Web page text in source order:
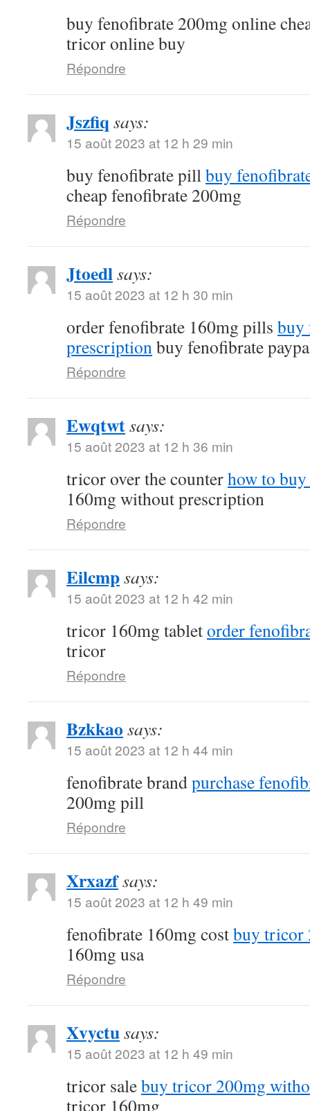
buy fenofibrate 200mg online
tricor online buy
Répondre
Jszfiq says:
15 août 2023 at 12 h 29 min
buy fenofibrate pillbuy
cheap fenofibrate 200mg
Répondre
Jtoedlsays:
15 août 2023 at 12 h 30 min
order fenofibrate 160mg pills buy
prescriptionbuy fenofibrate
Répondre
Ewqtwtsays:
15 août 2023 at 12 h 36 min
tricor over the counterhow to
160mg without prescription
Répondre
Eilcmpsays:
15 août 2023 at 12 h 42 min
tricor 160mg tabletorder
tricor
Répondre
Bzkkao says:
15 août 2023 at 12 h 44 min
fenofibrate brandpurchase
200mg pill
Répondre
Xrxazfsays:
15 août 2023 at 12 h 49 min
fenofibrate 160mg costbuy tricor
160mg usa
Répondre
Xvyctusays:
15 août 2023 at 12 h 49 min
tricor salebuy tricor 200mg
tricor 160mg